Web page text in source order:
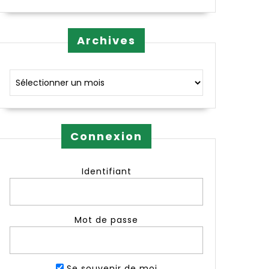
Archives
Connexion
Identifiant
Mot de passe